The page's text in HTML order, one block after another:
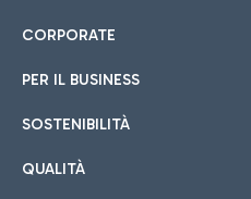
CORPORATE
PER IL BUSINESS
SOSTENIBILITÀ
QUALITÀ